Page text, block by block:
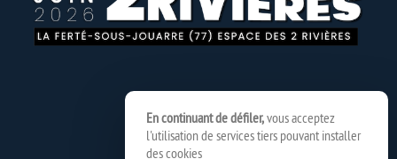
En continuant de défiler,vous acceptez
l'utilisation de services tiers pouvant installer
des cookies